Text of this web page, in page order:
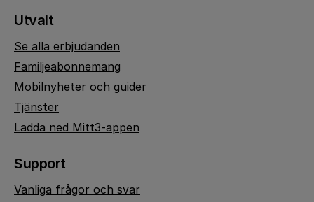
Utvalt
Se alla erbjudanden
Familjeabonnemang
Mobilnyheter och guider
Tjänster
Ladda ned Mitt3-appen
Support
Vanliga frågor och svar